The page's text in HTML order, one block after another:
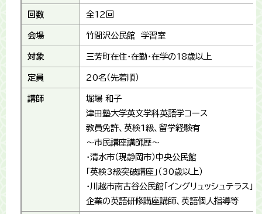
回数 全12回
会場 竹間沢公民館 学習室
対象 三芳町在住・在勤・在学の18歳以上
定員 20名（先着順）
講師
堀場 和子
津田塾大学英文学科英語学コース
教員免許、英検1級、留学経験有
～市民講座講師歴～
・清水市（現静岡市）中央公民館
「英検3級突破講座」（30歳以上）
・川越市南古谷公民館「イングリュッシュテラス」
企業の英語研修講座講師、英語個人指導等